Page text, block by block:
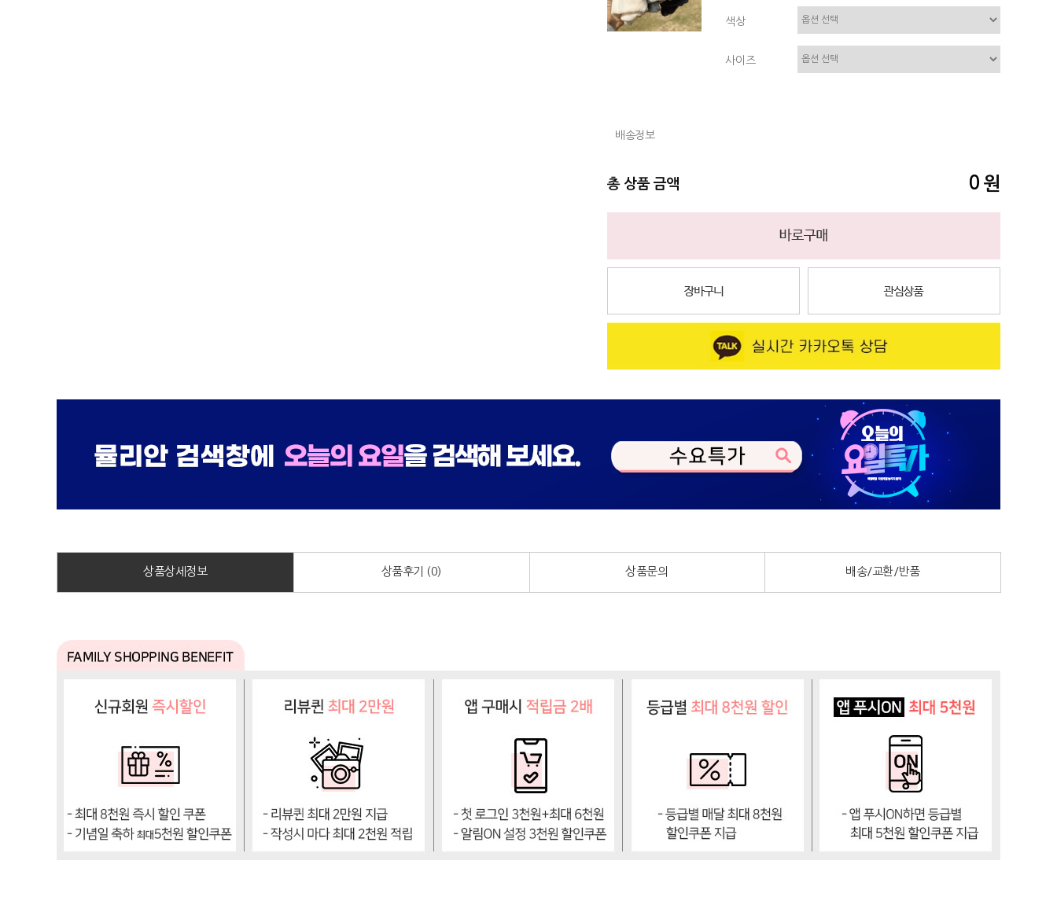
색상
사이즈
배송정보
총 상품 금액 0 원
상품상세정보 상품후기 (0) 상품문의 배송/교환/반품